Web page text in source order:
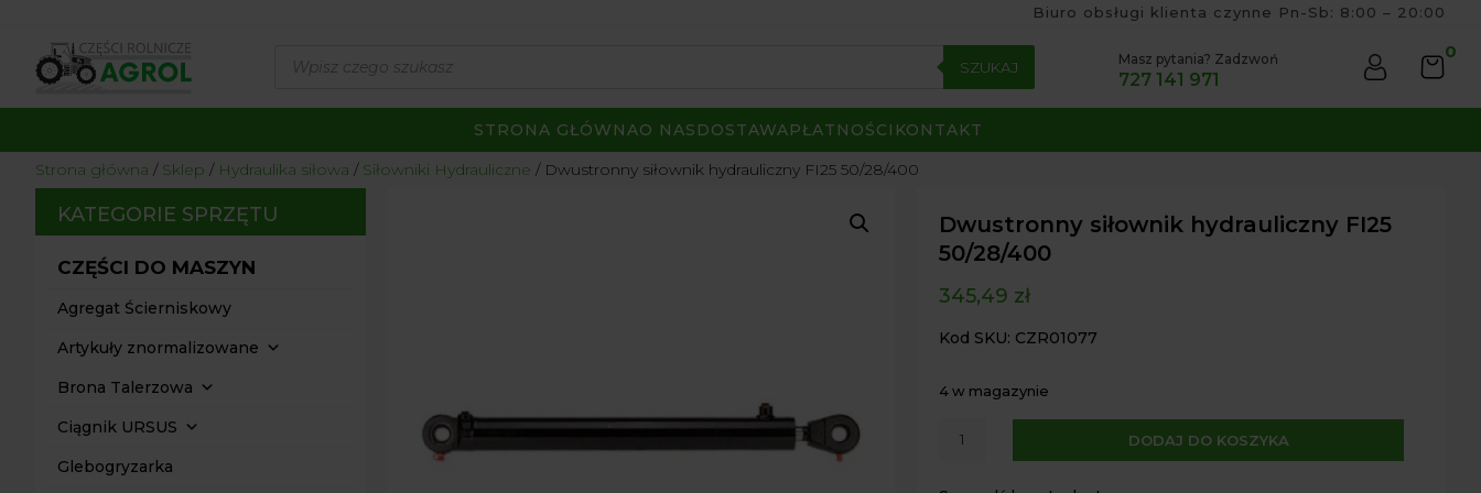
Biuro obsługi klienta czynne Pn-Sb: 8:00 – 20:00
produktów SZUKAJ Masz pytania? Zadzwoń
727 141 971
0
STRONA GŁÓWNAO NAS DOSTAWAPŁATNOŚCI KONTAKT
Strona główna / Sklep / Hydraulika siłowa / Siłowniki Hydrauliczne / Dwustronny siłownik hydrauliczny FI25 50/28/400
KATEGORIE SPRZĘTU
CZĘŚCI DO MASZYN
Agregat Ścierniskowy
Artykuły znormalizowane
Brona Talerzowa
Ciągnik URSUS
Glebogryzarka
Dwustronny siłownik hydrauliczny FI25
50/28/400
345,49 zł
Kod SKU: CZR01077
4 w magazynie
DODAJ DO KOSZYKA